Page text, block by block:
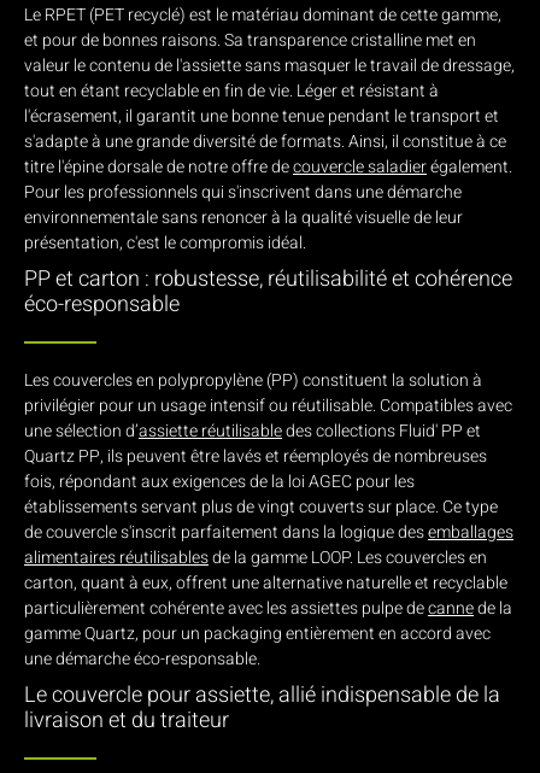
Le RPET (PET recyclé) est le matériau dominant de cette gamme,
et pour de bonnes raisons. Sa transparence cristalline met en
valeur le contenu de l'assiette sans masquer le travail de dressage,
tout en étant recyclable en fin de vie. Léger et résistant à
l'écrasement, il garantit une bonne tenue pendant le transport et
s'adapte à une grande diversité de formats. Ainsi, il constitue à ce
titre l'épine dorsale de notre offre decouvercle saladierégalement.
Pour les professionnels qui s'inscrivent dans une démarche
environnementale sans renoncer à la qualité visuelle de leur
présentation, c'est le compromis idéal.
PP et carton : robustesse, réutilisabilité et cohérence
éco-responsable
Les couvercles en polypropylène (PP) constituent la solution à
privilégier pour un usage intensif ou réutilisable. Compatibles avec
une sélection d’assiette réutilisabledes collections Fluid' PP et
Quartz PP, ils peuvent être lavés et réemployés de nombreuses
fois, répondant aux exigences de la loi AGEC pour les
établissements servant plus de vingt couverts sur place. Ce type
de couvercle s'inscrit parfaitement dans la logique desemballages
alimentaires réutilisablesde la gamme LOOP. Les couvercles en
carton, quant à eux, offrent une alternative naturelle et recyclable
particulièrement cohérente avec les assiettes pulpe decannede la
gamme Quartz, pour un packaging entièrement en accord avec
une démarche éco-responsable.
Le couvercle pour assiette, allié indispensable de la
livraison et du traiteur